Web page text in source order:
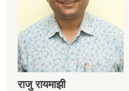
राजु रायमाझी